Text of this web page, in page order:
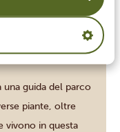
Zanzibar
una guida del parco
piante, oltre
vivono in questa